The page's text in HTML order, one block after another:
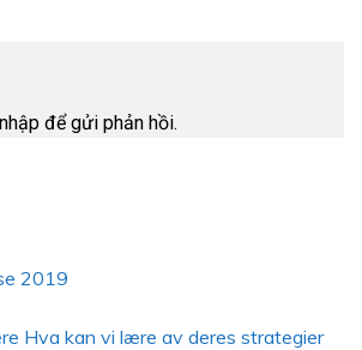
2019
Hva kan vi lære av deres strategier
để gửi phản hồi.